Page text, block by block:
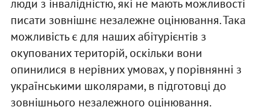
люди з інвалідністю, які не мають можливості
писати зовнішнє незалежне оцінювання. Така
можливість є для наших абітурієнтів з
окупованих територій, оскільки вони
опинилися в нерівних умовах, у порівнянні з
українськими школярами, в підготовці до
зовнішнього незалежного оцінювання.